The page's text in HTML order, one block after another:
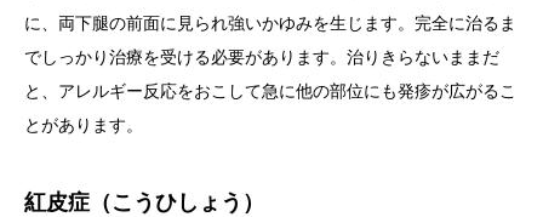
に、両下腿の前面に見られ強いかゆみを生じます。完全に治るま
でしっかり治療を受ける必要があります。治りきらないままだ
と、アレルギー反応をおこして急に他の部位にも発疹が広がるこ
とがあります。
紅皮症（こうひしょう）